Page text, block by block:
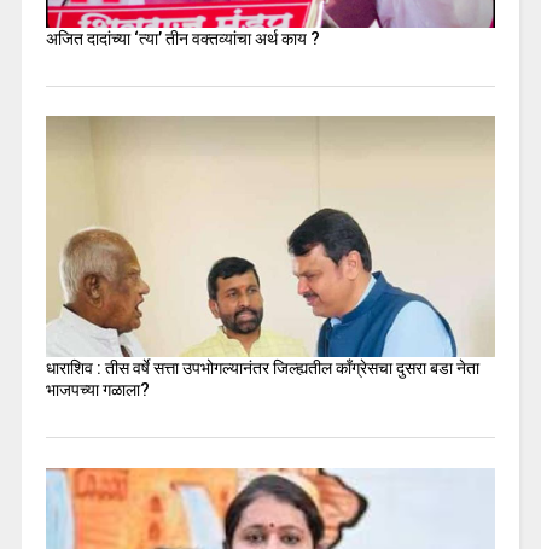
अजित दादांच्या ‘त्या’ तीन वक्तव्यांचा अर्थ काय ?
धाराशिव : तीस वर्षे सत्ता उपभोगल्यानंतर जिल्ह्यतील कॉंग्रेसचा दुसरा बडा नेता
भाजपच्या गळाला?